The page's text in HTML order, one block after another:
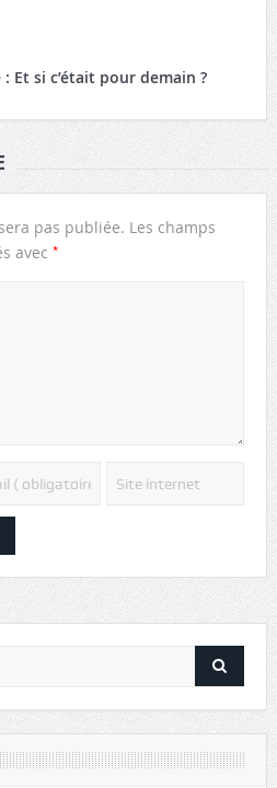
Et si c’était pour demain ?
pas publiée. Les champs
avec *